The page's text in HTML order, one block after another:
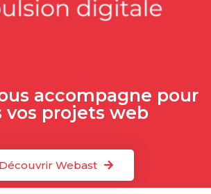
accompagne pour
vos projets web
Découvrir Webast